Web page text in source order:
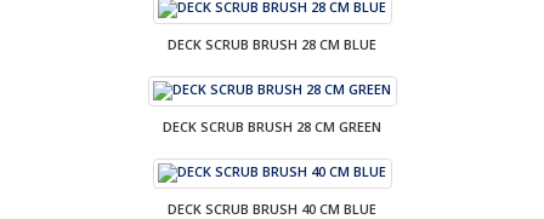
DECK SCRUB BRUSH 28 CM BLUE
DECK SCRUB BRUSH 28 CM GREEN
DECK SCRUB BRUSH 40 CM BLUE